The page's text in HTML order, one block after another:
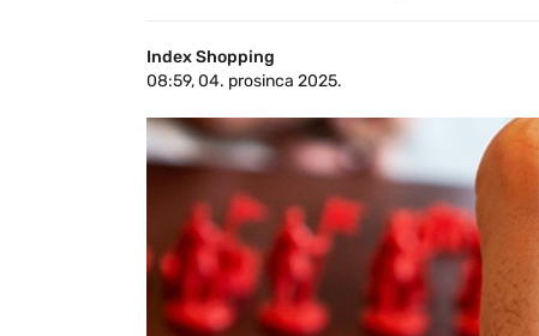
Index Shopping
08:59, 04. prosinca 2025.